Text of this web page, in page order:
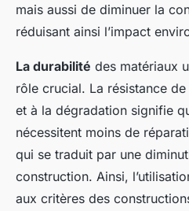
mais aussi de diminuer la
réduisant ainsi l’impact
La durabilité des matériaux
rôle crucial. La résistance
et à la dégradation signifie
nécessitent moins de
qui se traduit par une
construction. Ainsi,
aux critères des